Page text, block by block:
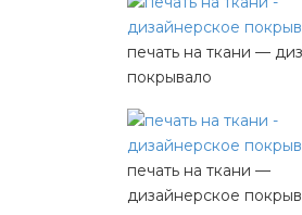
печать на ткани —
покрывало
печать на ткани —
дизайнерское